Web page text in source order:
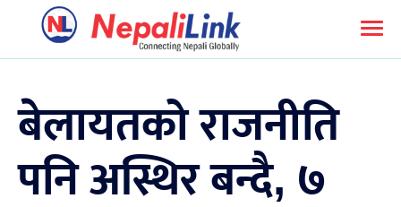
बेलायतको राजनीति
पनि अस्थिर बन्दै, ७